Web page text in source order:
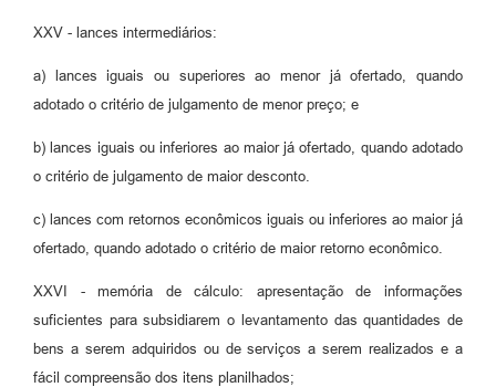
XXV - lances intermediários:
a) lances iguais ou superiores ao menor já ofertado, quando
adotado o critério de julgamento de menor preço; e
b) lances iguais ou inferiores ao maior já ofertado, quando adotado
o critério de julgamento de maior desconto.
c) lances com retornos econômicos iguais ou inferiores ao maior já
ofertado, quando adotado o critério de maior retorno econômico.
XXVI - memória de cálculo: apresentação de informações
suficientes para subsidiarem o levantamento das quantidades de
bens a serem adquiridos ou de serviços a serem realizados e a
fácil compreensão dos itens planilhados;